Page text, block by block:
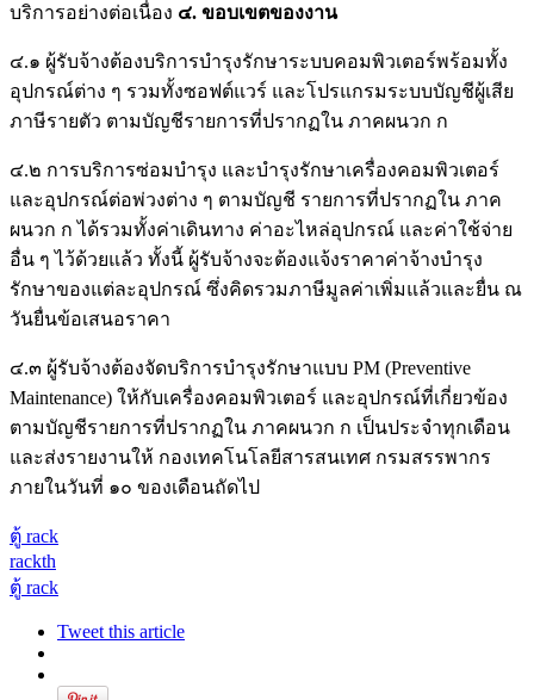
บริการอย่างต่อเนื่อง ๔. ขอบเขตของงาน
๔.๑ ผู้รับจ้างต้องบริการบํารุงรักษาระบบคอมพิวเตอร์พร้อมทั้ง
อุปกรณ์ต่าง ๆ รวมทั้งซอฟต์แวร์ และโปรแกรมระบบบัญชีผู้เสีย
ภาษีรายตัว ตามบัญชีรายการที่ปรากฏใน ภาคผนวก ก
๔.๒ การบริการซ่อมบํารุง และบํารุงรักษาเครื่องคอมพิวเตอร์
และอุปกรณ์ต่อพ่วงต่าง ๆ ตามบัญชี รายการที่ปรากฏใน ภาค
ผนวก ก ได้รวมทั้งค่าเดินทาง ค่าอะไหล่อุปกรณ์ และค่าใช้จ่าย
อื่น ๆ ไว้ด้วยแล้ว ทั้งนี้ ผู้รับจ้างจะต้องแจ้งราคาค่าจ้างบํารุง
รักษาของแต่ละอุปกรณ์ ซึ่งคิดรวมภาษีมูลค่าเพิ่มแล้วและยื่น ณ
วันยื่นข้อเสนอราคา
๔.๓ ผู้รับจ้างต้องจัดบริการบํารุงรักษาแบบ PM (Preventive
Maintenance) ให้กับเครื่องคอมพิวเตอร์ และอุปกรณ์ที่เกี่ยวข้อง
ตามบัญชีรายการที่ปรากฏใน ภาคผนวก ก เป็นประจําทุกเดือน
และส่งรายงานให้ กองเทคโนโลยีสารสนเทศ กรมสรรพากร
ภายในวันที่ ๑๐ ของเดือนถัดไป
ตู้ rack
rackth
ตู้ rack
Tweet this article